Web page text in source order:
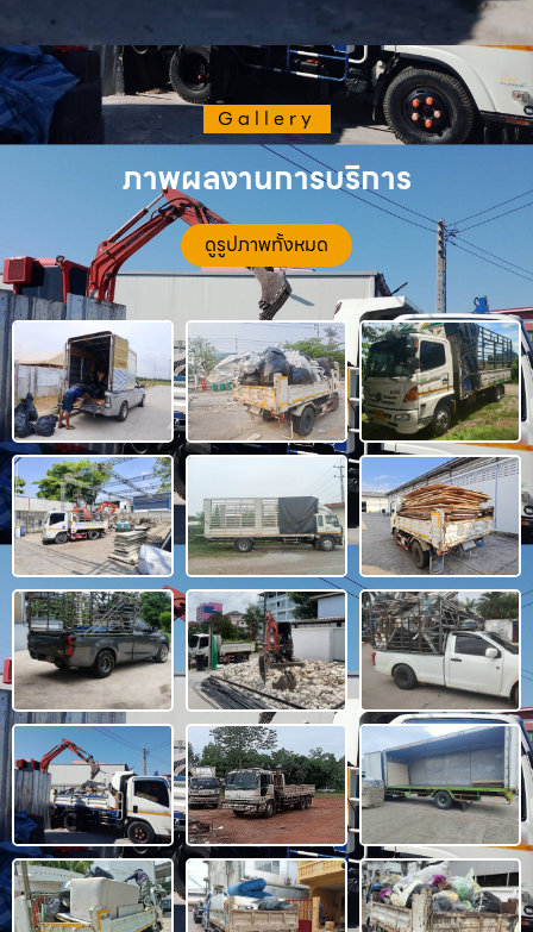
Gallery
ภาพผลงานการบริการ
ดูรูปภาพทั้งหมด